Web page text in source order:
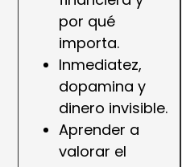
por qué
importa.
Inmediatez,
dopamina y
dinero invisible.
Aprender a
valorar el